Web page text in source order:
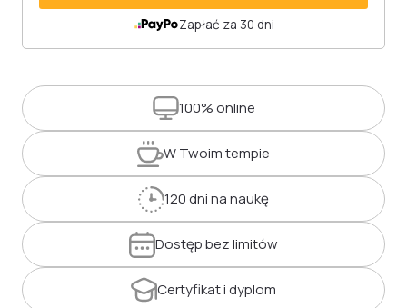
Zapłać za 30 dni
100%online
W Twoimtempie
120 dnina naukę
Dostępbez limitów
Certyfikati dyplom